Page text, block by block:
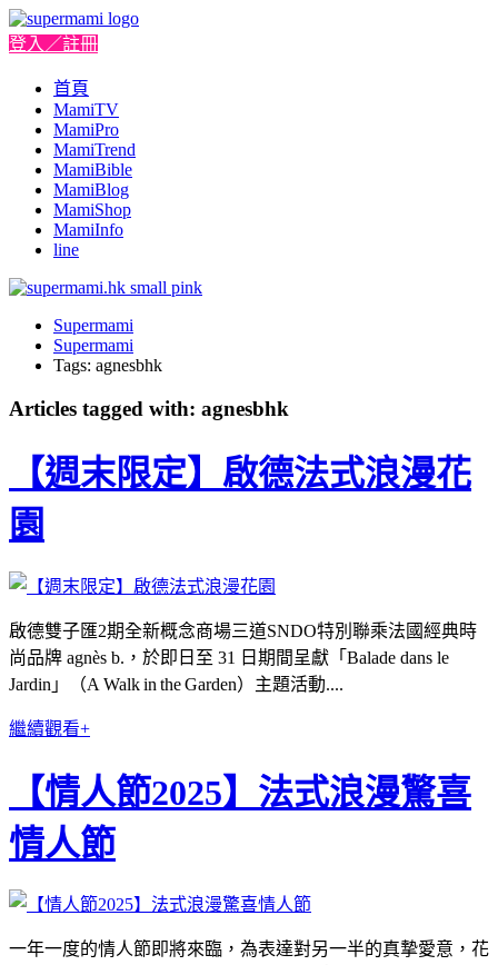
登入／註冊
首頁
MamiTV
MamiPro
MamiTrend
MamiBible
MamiBlog
MamiShop
MamiInfo
line
Supermami
Supermami
Tags: agnesbhk
Articles tagged with: agnesbhk
【週末限定】啟德法式浪漫花
園
啟德雙子匯2期全新概念商場三道SNDO特別聯乘法國經典時
尚品牌 agnès b.，於即日至 31 日期間呈獻「Balade dans le
Jardin」（A Walk in the Garden）主題活動....
繼續觀看+
【情人節2025】法式浪漫驚喜
情人節
一年一度的情人節即將來臨，為表達對另一半的真摯愛意，花